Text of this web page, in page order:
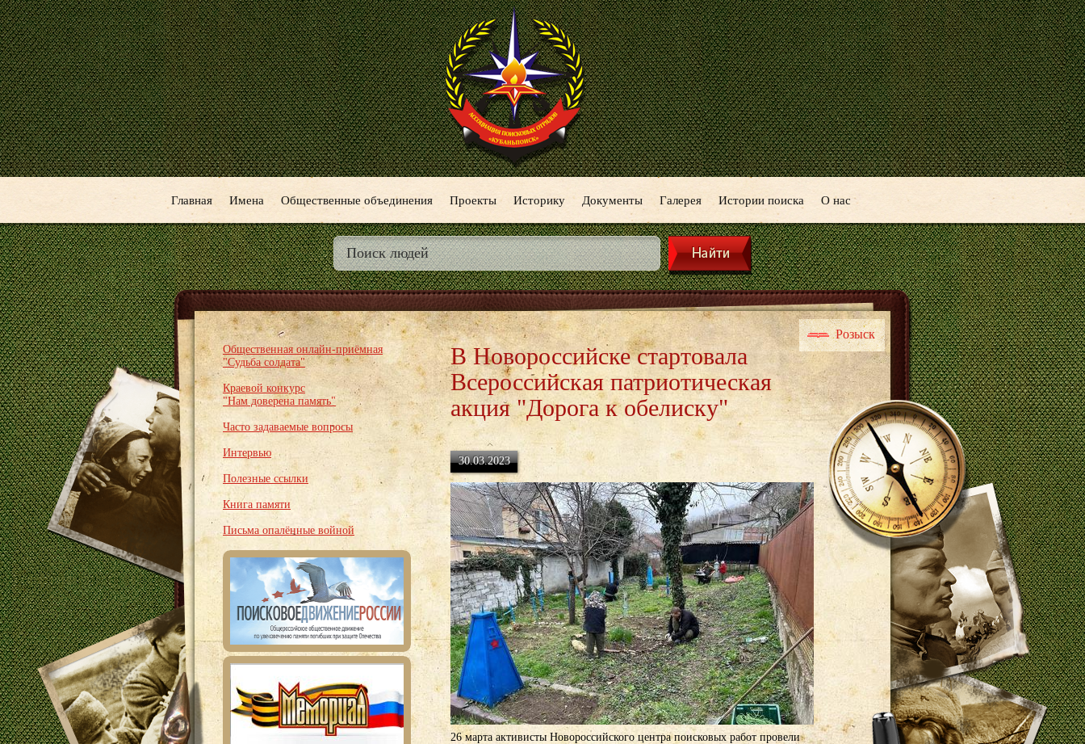
Главная Имена Общественные объединения Проекты Историку Документы Галерея Истории поиска О нас
Общественная онлайн-приёмная
"Судьба солдата"
Краевой конкурс
"Нам доверена память"
Часто задаваемые вопросы
Интервью
Полезные ссылки
Книга памяти
Письма опалённые войной
Розыск
В Новороссийске стартовала
Всероссийская патриотическая
акция "Дорога к обелиску"
30.03.2023
26 марта активисты Новороссийского центра поисковых работ провели